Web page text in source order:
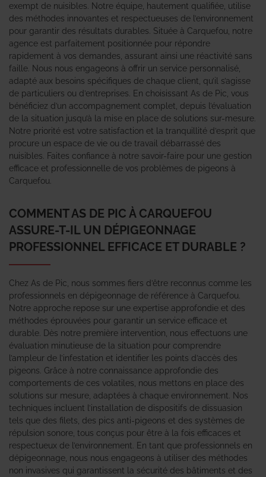
exempt de nuisibles. Notre équipe, hautement qualifiée, utilise
des méthodes innovantes et respectueuses de l’environnement
pour garantir des résultats durables. Située à Carquefou, notre
agence est parfaitement positionnée pour répondre
rapidement à vos demandes, assurant ainsi une réactivité sans
faille. Nous nous engageons à offrir un service personnalisé,
adapté aux besoins spécifiques de chaque client, qu’il s’agisse
de particuliers ou d’entreprises. En choisissant As de Pic, vous
bénéficiez d’un accompagnement complet, depuis l’évaluation
de la situation jusqu’à la mise en place de solutions sur-mesure.
Notre priorité est votre satisfaction et la tranquillité d’esprit que
procure un espace de vie ou de travail débarrassé des
nuisibles. Faites confiance à notre savoir-faire pour une gestion
efficace et professionnelle de vos problèmes de pigeons à
Carquefou.
COMMENT AS DE PIC À CARQUEFOU
ASSURE-T-IL UN DÉPIGEONNAGE
PROFESSIONNEL EFFICACE ET DURABLE ?
Chez As de Pic, nous sommes fiers d’être reconnus comme les
professionnels en dépigeonnage de référence à Carquefou.
Notre approche repose sur une expertise approfondie et des
méthodes éprouvées pour garantir un service efficace et
durable. Dès notre première intervention, nous effectuons une
évaluation minutieuse de la situation pour comprendre
l’ampleur de l’infestation et identifier les points d’accès des
pigeons. Grâce à notre connaissance approfondie des
comportements de ces volatiles, nous mettons en place des
solutions sur mesure, adaptées à chaque environnement. Nos
techniques incluent l’installation de dispositifs de dissuasion
tels que des filets, des pics anti-pigeons et des systèmes de
répulsion sonore, tous conçus pour être à la fois efficaces et
respectueux de l’environnement. En tant que professionnels en
dépigeonnage, nous nous engageons à utiliser des méthodes
non invasives qui garantissent la sécurité des bâtiments et des